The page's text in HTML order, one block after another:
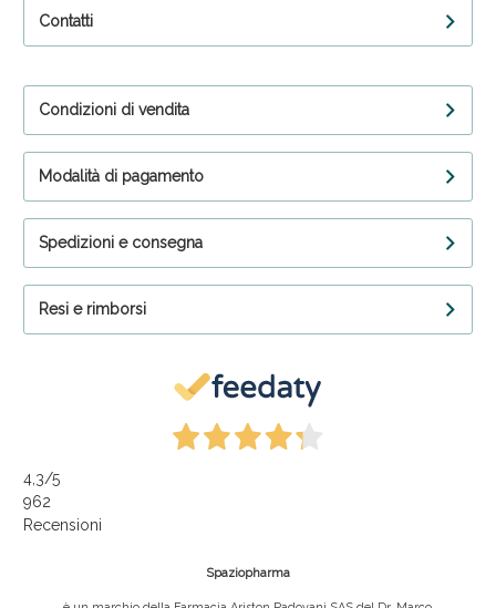
Contatti
Condizioni di vendita
Modalità di pagamento
Spedizioni e consegna
Resi e rimborsi
4,3/5
962
Recensioni
Spaziopharma